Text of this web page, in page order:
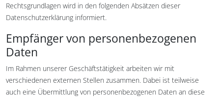
Rechtsgrundlagen wird in den folgenden Absätzen dieser
Datenschutzerklärung informiert.
Empfänger von personenbezogenen
Daten
Im Rahmen unserer Geschäftstätigkeit arbeiten wir mit
verschiedenen externen Stellen zusammen. Dabei ist teilweise
auch eine Übermittlung von personenbezogenen Daten an diese